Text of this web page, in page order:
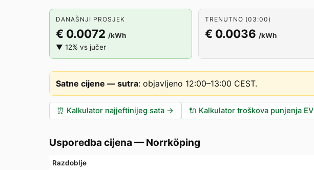
DANAŠNJI PROSJEK
€ 0.0072 /kWh
▼ 12% vs jučer
TRENUTNO (03:00)
€ 0.0036 /kWh
Satne cijene — sutra: objavljeno 12:00–13:00 CEST.
⏰ Kalkulator najjeftinijeg sata → 🔌 Kalkulator troškova punjenja EV
Usporedba cijena —Norrköping
Razdoblje